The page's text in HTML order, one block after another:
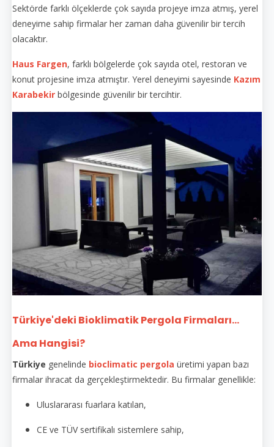
Sektörde farklı ölçeklerde çok sayıda projeye imza atmış, yerel
deneyime sahip firmalar her zaman daha güvenilir bir tercih
olacaktır.
Haus Fargen, farklı bölgelerde çok sayıda otel, restoran ve
konut projesine imza atmıştır. Yerel deneyimi sayesinde Kazım
Karabekir bölgesinde güvenilir bir tercihtir.
Türkiye'deki Bioklimatik Pergola Firmaları...
Ama Hangisi?
Türkiye genelinde bioclimatic pergola üretimi yapan bazı
firmalar ihracat da gerçekleştirmektedir. Bu firmalar genellikle:
Uluslararası fuarlara katılan,
CE ve TÜV sertifikalı sistemlere sahip,